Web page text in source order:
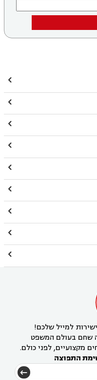









למייל שלכם!
שחם בעולם המשפט
מקצועיים, לפני כולם.
התפוצה